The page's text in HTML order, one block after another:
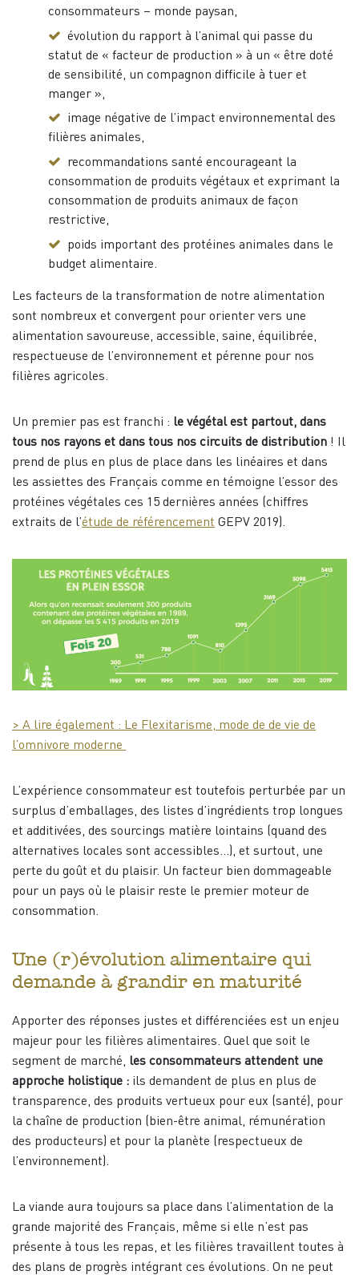
consommateurs – monde paysan,
évolution du rapport à l’animal qui passe du
statut de « facteur de production » à un « être doté
de sensibilité, un compagnon difficile à tuer et
manger »,
image négative de l’impact environnemental des
filières animales,
recommandations santé encourageant la
consommation de produits végétaux et exprimant la
consommation de produits animaux de façon
restrictive,
poids important des protéines animales dans le
budget alimentaire.
Les facteurs de la transformation de notre alimentation
sont nombreux et convergent pour orienter vers une
alimentation savoureuse, accessible, saine, équilibrée,
respectueuse de l’environnement et pérenne pour nos
filières agricoles.
Un premier pas est franchi : le végétal est partout, dans
tous nos rayons et dans tous nos circuits de distribution ! Il
prend de plus en plus de place dans les linéaires et dans
les assiettes des Français comme en témoigne l’essor des
protéines végétales ces 15 dernières années (chiffres
extraits de l’étude de référencement GEPV 2019).
> A lire également : Le Flexitarisme, mode de de vie de
l’omnivore moderne
L’expérience consommateur est toutefois perturbée par un
surplus d’emballages, des listes d’ingrédients trop longues
et additivées, des sourcings matière lointains (quand des
alternatives locales sont accessibles…), et surtout, une
perte du goût et du plaisir. Un facteur bien dommageable
pour un pays où le plaisir reste le premier moteur de
consommation.
Une (r)évolution alimentaire qui
demande à grandir en maturité
Apporter des réponses justes et différenciées est un enjeu
majeur pour les filières alimentaires. Quel que soit le
segment de marché, les consommateurs attendent une
approche holistique : ils demandent de plus en plus de
transparence, des produits vertueux pour eux (santé), pour
la chaîne de production (bien-être animal, rémunération
des producteurs) et pour la planète (respectueux de
l’environnement).
La viande aura toujours sa place dans l’alimentation de la
grande majorité des Français, même si elle n’est pas
présente à tous les repas, et les filières travaillent toutes à
des plans de progrès intégrant ces évolutions. On ne peut